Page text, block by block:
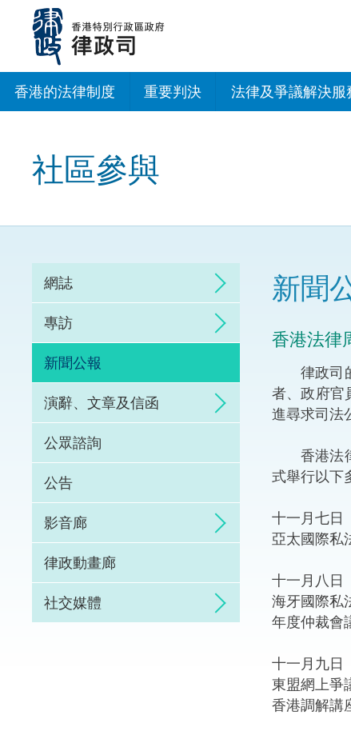
內
香港的法律制度 重要判決 法律及爭議解決服
訴訟
網上爭議解決及
體育爭議解決先導
能力建設
法律樞紐
促成交易和爭議解
社區參與
網誌
專訪
新聞公報
演辭、文章及信函
公眾諮詢
公告
影音廊
律政動畫廊
社交媒體
新聞
香港法律
律政司的
者、政府官
進尋求司法
香港法律
式舉行以下
十一月七日
亞太國際私
十一月八日
海牙國際私
年度仲裁會
十一月九日
東盟網上爭
香港調解講